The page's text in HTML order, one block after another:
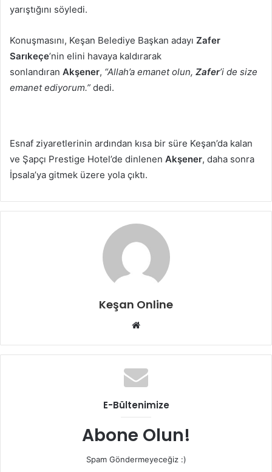
yarıştığını söyledi.
Konuşmasını, Keşan Belediye Başkan adayı Zafer
Sarıkeçe’nin elini havaya kaldırarak
sonlandıran Akşener, “Allah’a emanet olun, Zafer’i de size
emanet ediyorum.” dedi.
Esnaf ziyaretlerinin ardından kısa bir süre Keşan’da kalan
ve Şapçı Prestige Hotel’de dinlenen Akşener, daha sonra
İpsala’ya gitmek üzere yola çıktı.
Keşan Online
Web
E-Bültenimize
Abone Olun!
Spam Göndermeyeceğiz :)